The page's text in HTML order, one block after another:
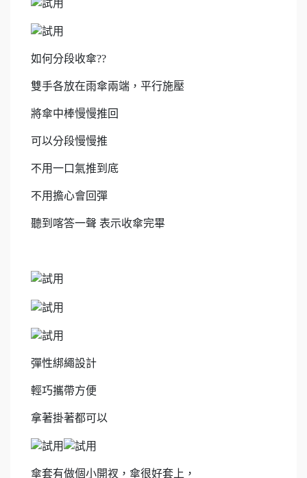
如何分段收傘??
雙手各放在雨傘兩端，平行施壓
將傘中棒慢慢推回
可以分段慢慢推
不用一口氣推到底
不用擔心會回彈
聽到喀答一聲 表示收傘完畢
彈性綁繩設計
輕巧攜帶方便
拿著掛著都可以
傘套有做個小開衩，傘很好套上，